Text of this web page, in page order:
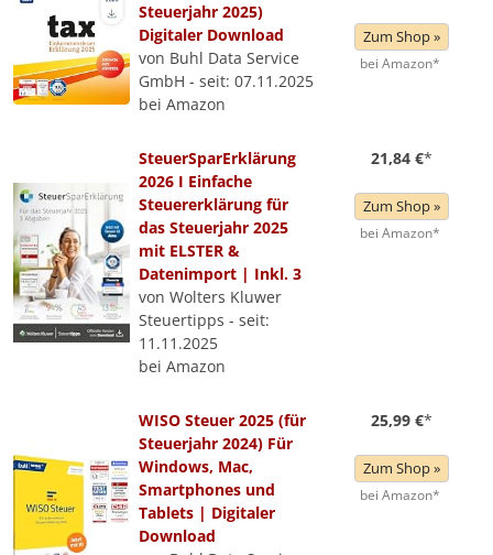
Steuerjahr 2025)
Digitaler Download
von Buhl Data Service
GmbH - seit: 07.11.2025
bei Amazon
Zum Shop »
bei Amazon*
SteuerSparErklärung
2026 I Einfache
Steuererklärung für
das Steuerjahr 2025
mit ELSTER &
Datenimport | Inkl. 3
von Wolters Kluwer
Steuertipps - seit:
11.11.2025
bei Amazon
21,84 €*
Zum Shop »
bei Amazon*
WISO Steuer 2025 (für
Steuerjahr 2024) Für
Windows, Mac,
Smartphones und
Tablets | Digitaler
Download
25,99 €*
Zum Shop »
bei Amazon*